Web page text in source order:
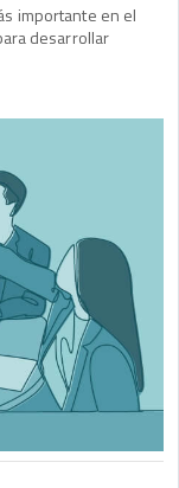
importante en el
desarrollar